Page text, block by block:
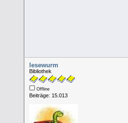
lesewurm
Bibliothek
Offline
Beiträge: 15.013